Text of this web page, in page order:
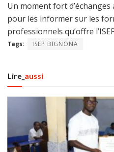
Un moment fort
pour les informer sur les
professionnels qu’offre
Tags: ISEP BIGNONA
Lire_ aussi